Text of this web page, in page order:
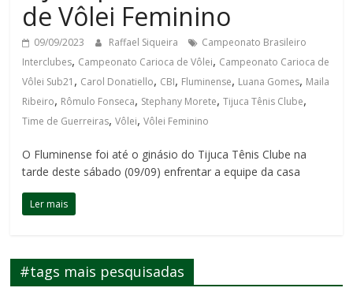
de Vôlei Feminino
09/09/2023 Raffael Siqueira
Campeonato Brasileiro
Interclubes, Campeonato Carioca de Vôlei, Campeonato Carioca de
Vôlei Sub21 , Carol Donatiello, CBI, Fluminense, Luana Gomes, Maila
Ribeiro, Rômulo Fonseca, Stephany Morete,Tijuca Tênis Clube,
Time de Guerreiras,Vôlei,Vôlei Feminino
O Fluminense foi até o ginásio do Tijuca Tênis Clube na
tarde deste sábado (09/09) enfrentar a equipe da casa
Ler mais
#tags mais pesquisadas